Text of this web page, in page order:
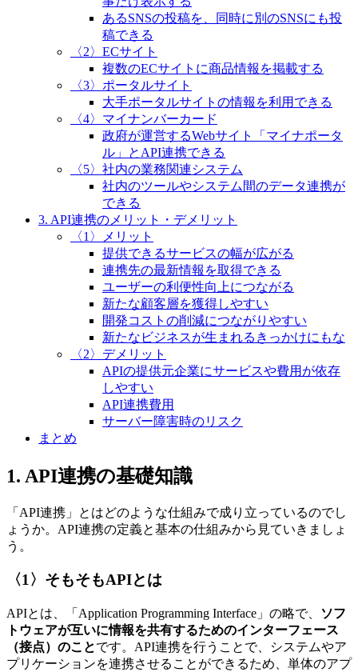
あるSNSの投稿を、同時に別のSNSにも投
稿できる
〈2〉ECサイト
複数のECサイトに商品情報を掲載する
〈3〉ポータルサイト
大手ポータルサイトの情報を利用できる
〈4〉マイナンバーカード
政府が運営するWebサイト「マイナポータ
ル」とAPI連携できる
〈5〉社内の業務関連システム
社内のツールやシステム間のデータ連携が
できる
3. API連携のメリット・デメリット
〈1〉メリット
提供できるサービスの幅が広がる
連携先の最新情報を取得できる
ユーザーの利便性向上につながる
新たな顧客層を獲得しやすい
開発コストの削減につながりやすい
新たなビジネスが生まれるきっかけにもな
〈2〉デメリット
APIの提供元企業にサービスや費用が依存
しやすい
API連携費用
サーバー障害時のリスク
まとめ
1. API連携の基礎知識
「API連携」とはどのような仕組みで成り立っているのでし
ょうか。API連携の定義と基本の仕組みから見ていきましょ
う。
〈1〉そもそもAPIとは
APIとは、「Application Programming Interface」の略で、
ソフ
トウェアが互いに情報を共有するためのインターフェース
（接点）のことです。API連携を行うことで、システムやア
プリケーションを連携させることができるため、単体のアプ